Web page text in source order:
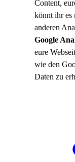
Content,
könnt ihr es
anderen
Google
eure
wie den
Daten zu